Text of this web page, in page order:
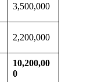
3,500,000
2,200,000
10,200,00
0